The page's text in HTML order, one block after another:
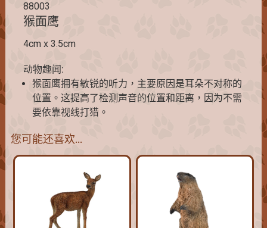
88003
猴面鹰
4cm x 3.5cm
动物趣闻:
猴面鹰拥有敏锐的听力，主要原因是耳朵不对称的
位置。这提高了检测声音的位置和距离，因为不需
要依靠视线打猎。
您可能还喜欢…